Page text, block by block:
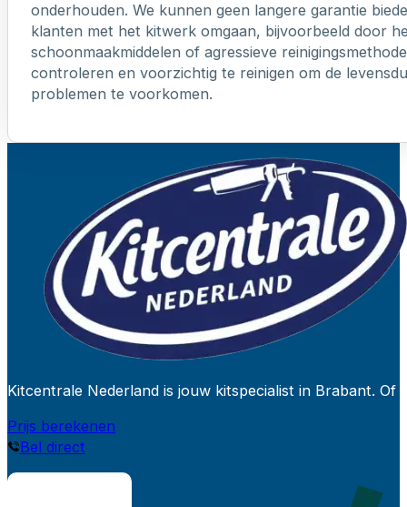
onderhouden. We kunnen geen langere garantie
klanten met het kitwerk omgaan, bijvoorbeeld door
schoonmaakmiddelen of agressieve
controleren en voorzichtig te reinigen om de
problemen te voorkomen.
Kitcentrale Nederland is jouw kitspecialist in Brabant.
Prijs berekenen
Bel direct